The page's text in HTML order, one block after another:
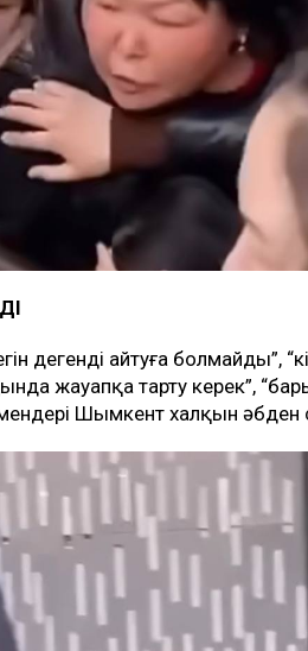
дегенді айтуға болмайды”,
жауапқа тарту керек”,
Шымкент халқын әбден